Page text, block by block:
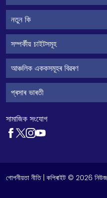
নতুন কি
সম্পৰ্কীয় চাইটসমূহ
আঞ্চলিক এককসমূহৰ বিৱৰণ
প্ৰসাৰ ভাৰতী
সামাজিক সংযোগ
গোপনীয়তা নীতি| কপিৰাইট © 2026 নিউজ